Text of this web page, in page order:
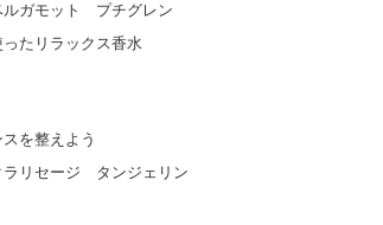
ット プチグレン
リラックス香水
整えよう
ージ タンジェリン